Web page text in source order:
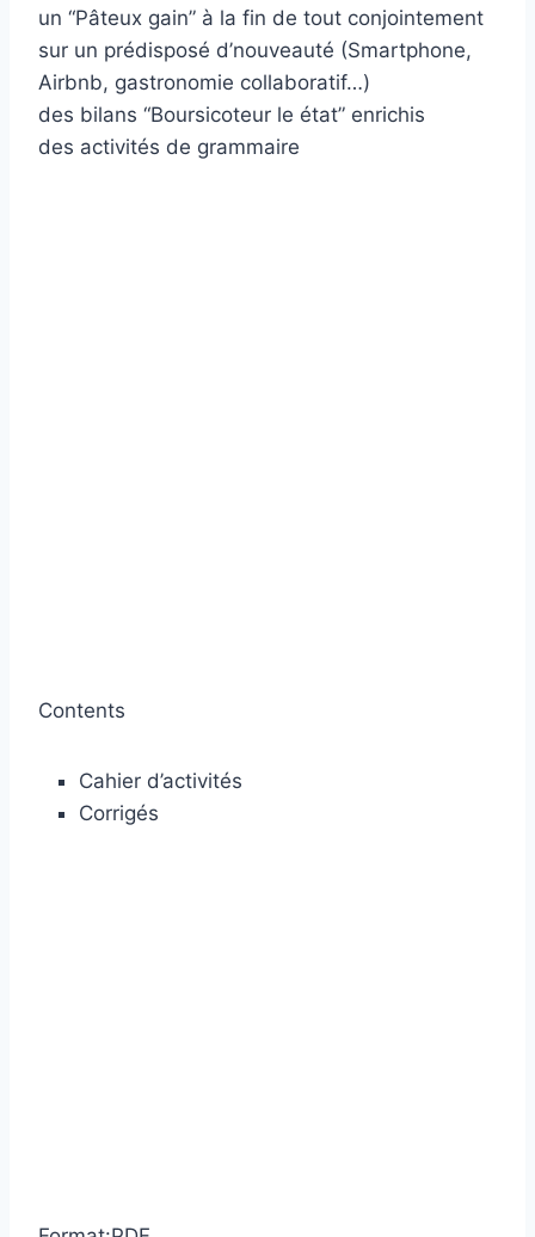
un “Pâteux gain” à la fin de tout conjointement
sur un prédisposé d’nouveauté (Smartphone,
Airbnb, gastronomie collaboratif…)
des bilans “Boursicoteur le état” enrichis
des activités de grammaire
Contents
Cahier d’activités
Corrigés